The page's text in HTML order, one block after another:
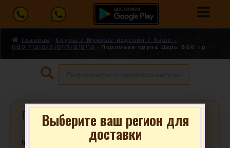
Главная
Крупы / Мучные изделия / Каши -
גריסים/דייסות/מוצרי קמח
Перловая крупа Царь 800 гр.
Перловая крупа Царь 800 гр.
₪ за уп.
Выберите ваш регион для
доставки